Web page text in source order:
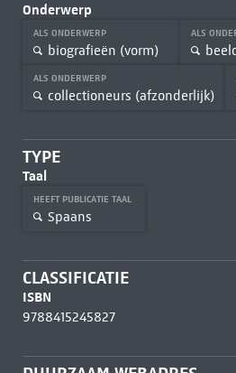
Onderwerp
ALS ONDERWERP
biografieën (vorm)
ALS
ALS ONDERWERP
collectioneurs (afzonderlijk)
TYPE
Taal
HEEFT PUBLICATIE TAAL
Spaans
CLASSIFICATIE
ISBN
9788415245827